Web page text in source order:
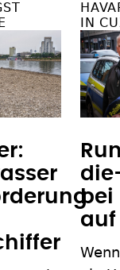
IN
bei
auf